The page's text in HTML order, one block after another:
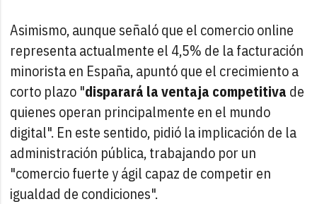
Asimismo, aunque señaló que el comercio online
representa actualmente el 4,5% de la facturación
minorista en España, apuntó que el crecimiento a
corto plazo "disparará la ventaja competitiva de
quienes operan principalmente en el mundo
digital". En este sentido, pidió la implicación de la
administración pública, trabajando por un
"comercio fuerte y ágil capaz de competir en
igualdad de condiciones".